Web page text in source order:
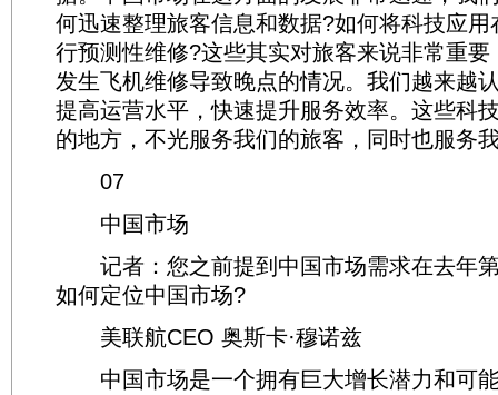
何迅速整理旅客信息和数据?如何将科技应
行预测性维修?这些其实对旅客来说非常重
发生飞机维修导致晚点的情况。我们越来越
提高运营水平，快速提升服务效率。这些科
的地方，不光服务我们的旅客，同时也服务
07
中国市场
记者：您之前提到中国市场需求在去年
如何定位中国市场?
美联航CEO 奥斯卡·穆诺兹
中国市场是一个拥有巨大增长潜力和可